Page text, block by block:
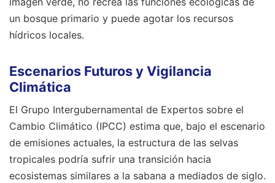
un bosque primario y puede agotar los recursos
hídricos locales.
Escenarios Futuros y Vigilancia
Climática
El Grupo Intergubernamental de Expertos sobre el
Cambio Climático (IPCC) estima que, bajo el escenario
de emisiones actuales, la estructura de las selvas
tropicales podría sufrir una transición hacia
ecosistemas similares a la sabana a mediados de siglo.